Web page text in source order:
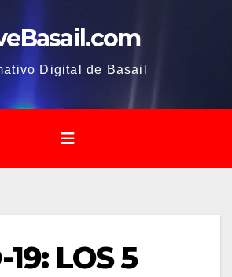
Digital de Basail
LOS 5